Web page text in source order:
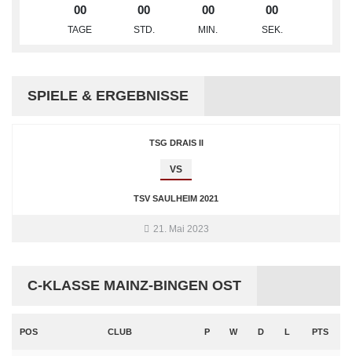
00
TAGE
00
STD.
00
MIN.
00
SEK.
SPIELE & ERGEBNISSE
TSG DRAIS II
VS
TSV SAULHEIM 2021
21. Mai 2023
C-KLASSE MAINZ-BINGEN OST
POS CLUB P W D L PTS